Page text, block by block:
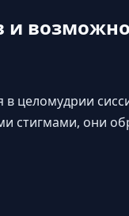
целомудрии
стигмами, они